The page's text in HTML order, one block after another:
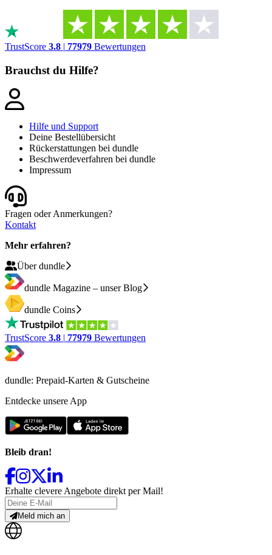
TrustScore 3.8 | 77979 Bewertungen
Brauchst du Hilfe?
Hilfe und Support
Deine Bestellübersicht
Rückerstattungen bei dundle
Beschwerdeverfahren bei dundle
Impressum
Fragen oder Anmerkungen?
Kontakt
Mehr erfahren?
Über dundle
dundle Magazine – unser Blog
dundle Coins
TrustScore 3.8 | 77979 Bewertungen
dundle: Prepaid-Karten & Gutscheine
Entdecke unsere App
Bleib dran!
Erhalte clevere Angebote direkt per Mail!
Meld mich an